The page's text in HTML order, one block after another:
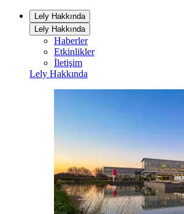
Lely Hakkında
Lely Hakkında
Haberler
Etkinlikler
İletişim
Lely Hakkında